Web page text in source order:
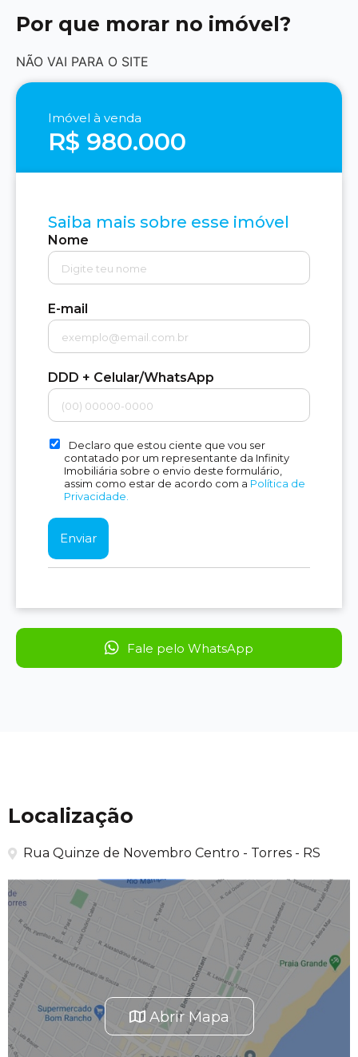
Por que morar no imóvel?
NÃO VAI PARA O SITE
Imóvel à venda
R$ 980.000
Saiba mais sobre esse imóvel
Nome
E-mail
DDD + Celular/WhatsApp
Declaro que estou ciente que vou ser
contatado por um representante da Infinity
Imobiliária sobre o envio deste formulário,
assim como estar de acordo com a Política de
Privacidade.
Fale pelo WhatsApp
Localização
Rua Quinze de Novembro Centro - Torres - RS
Abrir Mapa